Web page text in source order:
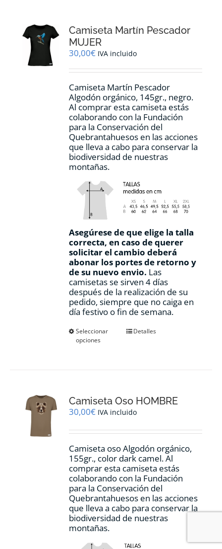
se
elegir
en
la
de
producto
Camiseta Martín Pescador
MUJER
30,00€ IVA incluido
Camiseta Martín Pescador
Algodón orgánico, 145gr., negro.
Al comprar esta camiseta estás
colaborando con la Fundación
para la Conservación del
Quebrantahuesos en las acciones
que lleva a cabo para conservar la
biodiversidad de nuestras
montañas.
Asegúrese de que elige la talla
correcta, en caso de querer
solicitar el cambio deberá
abonar los portes de retorno y
de su nuevo envio. Las
camisetas se sirven 4 días
después de la realización de su
pedido, siempre que no caiga en
día festivo o fin de semana.
Seleccionar
opciones
Este
se
pueden
en
página
de
producto
Detalles
Camiseta Oso HOMBRE
30,00€ IVA incluido
Camiseta oso Algodón orgánico,
155gr., color dark camel. Al
comprar esta camiseta estás
colaborando con la Fundación
para la Conservación del
Quebrantahuesos en las acciones
que lleva a cabo para conservar la
biodiversidad de nuestras
montañas.